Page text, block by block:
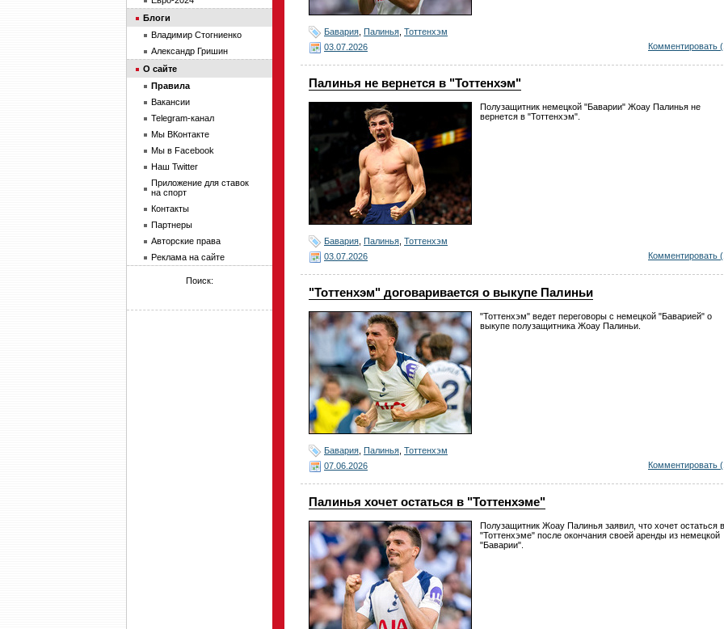
Бавария Палинья Тоттенхэм
03.07.2026
Комментировать
Палинья не вернется в "Тоттенхэм"
Полузащитник немецкой "Баварии" Жоау Палинья не
вернется в "Тоттенхэм".
Бавария Палинья Тоттенхэм
03.07.2026
Комментировать
"Тоттенхэм" договаривается о выкупе Палиньи
"Тоттенхэм" ведет переговоры с немецкой "Баварией" о
выкупе полузащитника Жоау Палиньи.
Бавария Палинья Тоттенхэм
07.06.2026
Комментировать
Палинья хочет остаться в "Тоттенхэме"
Полузащитник Жоау Палинья заявил, что хочет остаться в
"Тоттенхэме" после окончания своей аренды из немецкой
"Баварии".
Блоги
Владимир Стогниенко
Александр Гришин
О сайте
Правила
Вакансии
Telegram-канал
Мы ВКонтакте
Мы в Facebook
Наш Twitter
Приложение для ставок
на спорт
Контакты
Партнеры
Авторские права
Реклама на сайте
Поиск: